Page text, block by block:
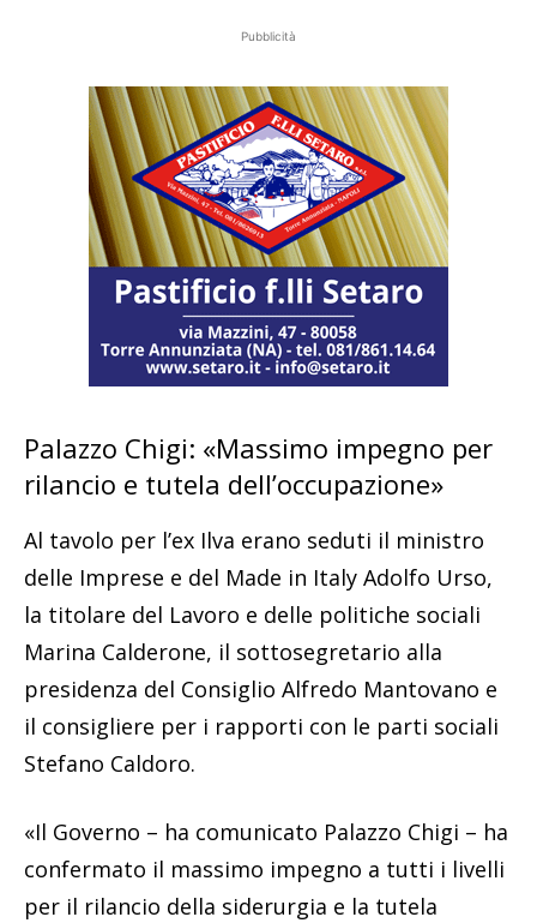
Pubblicità
Palazzo Chigi: «Massimo impegno per
rilancio e tutela dell’occupazione»
Al tavolo per l’ex Ilva erano seduti il ministro
delle Imprese e del Made in Italy Adolfo Urso,
la titolare del Lavoro e delle politiche sociali
Marina Calderone, il sottosegretario alla
presidenza del Consiglio Alfredo Mantovano e
il consigliere per i rapporti con le parti sociali
Stefano Caldoro.
«Il Governo – ha comunicato Palazzo Chigi – ha
confermato il massimo impegno a tutti i livelli
per il rilancio della siderurgia e la tutela